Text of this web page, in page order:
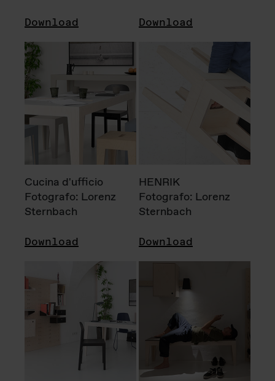
Download Download
Cucina d'ufficio
Fotografo: Lorenz
Sternbach
Download
HENRIK
Fotografo: Lorenz
Sternbach
Download